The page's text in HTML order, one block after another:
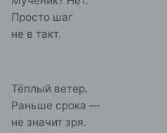
Просто шаг
не в такт.
Тёплый ветер.
Раньше срока —
не значит зря.